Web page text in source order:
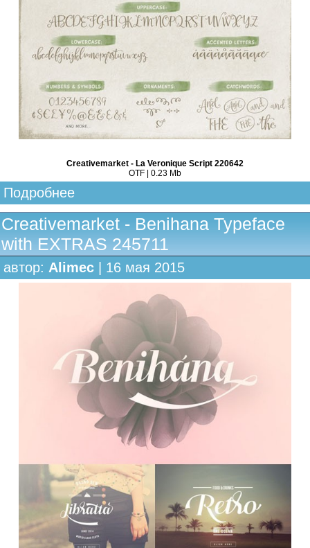
Creativemarket - La Veronique Script 220642
OTF | 0.23 Mb
Подробнее
Creativemarket - Benihana Typeface
with EXTRAS 245711
автор: Alimec | 16 мая 2015